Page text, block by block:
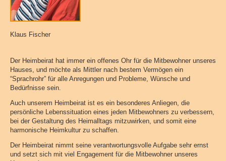
Klaus Fischer
Der Heimbeirat hat immer ein offenes Ohr für die Mitbewohner unseres
Hauses, und möchte als Mittler nach bestem Vermögen ein
“Sprachrohr” für alle Anregungen und Probleme, Wünsche und
Bedürfnisse sein.
Auch unserem Heimbeirat ist es ein besonderes Anliegen, die
persönliche Lebenssituation eines jeden Mitbewohners zu verbessern,
bei der Gestaltung des Heimalltags mitzuwirken, und somit eine
harmonische Heimkultur zu schaffen.
Der Heimbeirat nimmt seine verantwortungsvolle Aufgabe sehr ernst
und setzt sich mit viel Engagement für die Mitbewohner unseres